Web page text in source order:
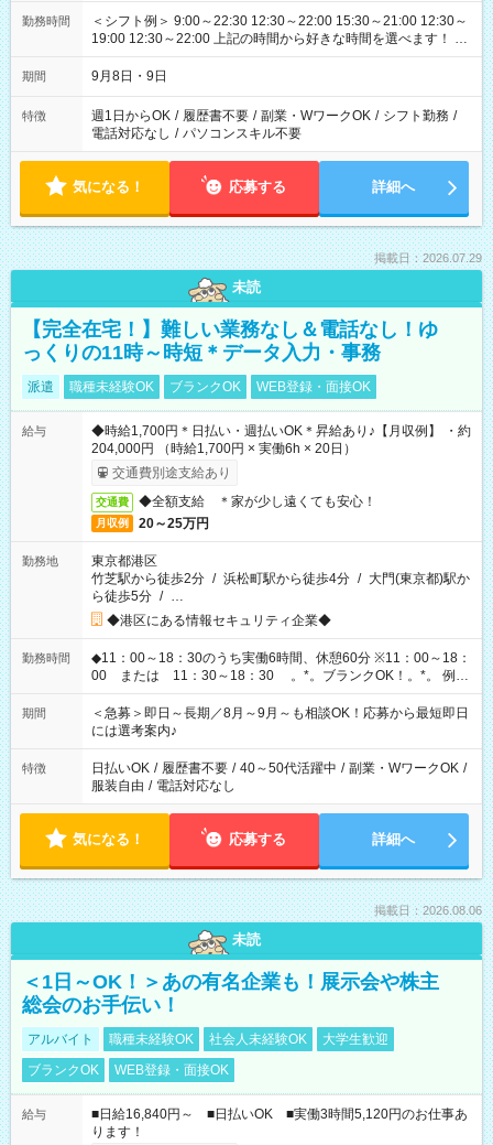
勤務時間
＜シフト例＞ 9:00～22:30 12:30～22:00 15:30～21:00 12:30～
19:00 12:30～22:00 上記の時間から好きな時間を選べます！ ※
時間は変更となる可能性があります
期間 9月8日・9日
特徴 週1日からOK / 履歴書不要 / 副業・WワークOK / シフト勤務 /
電話対応なし / パソコンスキル不要
気になる！ 応募する 詳細へ
掲載日：2026.07.29
未読
【完全在宅！】難しい業務なし＆電話なし！ゆ
っくりの11時～時短＊データ入力・事務
派遣 職種未経験OK ブランクOK WEB登録・面接OK
給与
◆時給1,700円＊日払い・週払いOK＊昇給あり♪【月収例】 ・約
204,000円 （時給1,700円 × 実働6h × 20日）
交通費別途支給あり
交通費 ◆全額支給 ＊家が少し遠くても安心！
月収例 20～25万円
勤務地
東京都港区
竹芝駅から徒歩2分 / 浜松町駅から徒歩4分 / 大門(東京都)駅か
ら徒歩5分 / …
◆港区にある情報セキュリティ企業◆
勤務時間
◆11：00～18：30のうち実働6時間、休憩60分 ※11：00～18：
00 または 11：30～18：30 。*。ブランクOK！。*。 例え
ば前職が、 在宅/財団法人/事務/コールセンター/受付/販売/カフェ
スタッフ スイーツ販売/ホテルフロント/化粧品販売/など 様々な
業界から入社して活躍されています♪
期間
＜急募＞即日～長期／8月～9月～も相談OK！応募から最短即日
には選考案内♪
特徴 日払いOK / 履歴書不要 / 40～50代活躍中 / 副業・WワークOK /
服装自由 / 電話対応なし
気になる！ 応募する 詳細へ
掲載日：2026.08.06
未読
＜1日～OK！＞あの有名企業も！展示会や株主
総会のお手伝い！
アルバイト 職種未経験OK 社会人未経験OK
大学生歓迎
ブランクOK
WEB登録・面接OK
給与
■日給16,840円～ ■日払いOK ■実働3時間5,120円のお仕事あ
ります！